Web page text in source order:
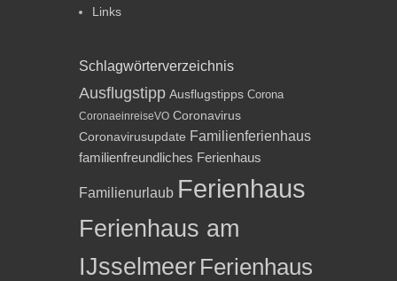
Links
Schlagwörterverzeichnis
Ausflugstipp Ausflugstipps Corona
CoronaeinreiseVO Coronavirus
Coronavirusupdate Familienferienhaus
familienfreundliches Ferienhaus
Familienurlaub Ferienhaus
Ferienhaus am
IJsselmeer Ferienhaus